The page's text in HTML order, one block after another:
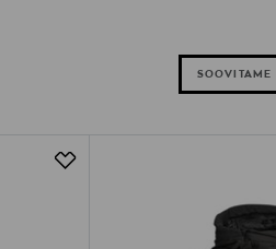
SOOVITAME